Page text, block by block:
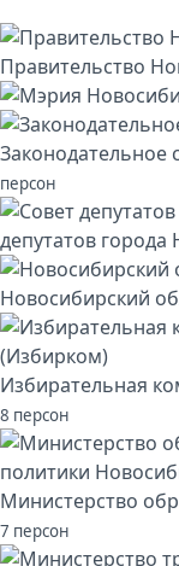
Правительство
Законодательное
персон
депутатов города
Новосибирский
Избирательная
8 персон
Министерство
7 персон